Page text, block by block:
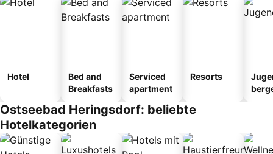
Hotel
Bed and
Breakfasts
Serviced
apartment
Resorts
Ostseebad Heringsdorf: beliebte
Hotelkategorien